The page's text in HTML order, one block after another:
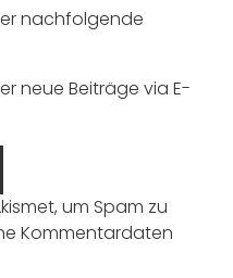
nachfolgende
neue Beiträge via E-
um Spam zu
Kommentardaten